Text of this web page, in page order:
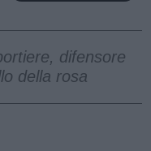
difensore
della rosa